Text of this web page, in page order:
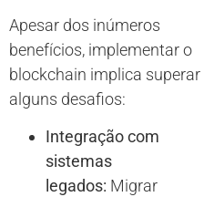
Apesar dos inúmeros
benefícios, implementar o
blockchain implica superar
alguns desafios:
Integração com
sistemas
legados: Migrar